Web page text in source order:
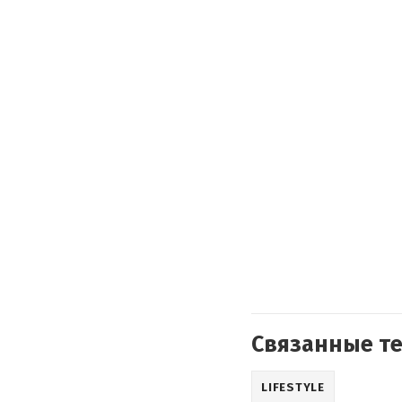
Связанные
LIFESTYLE